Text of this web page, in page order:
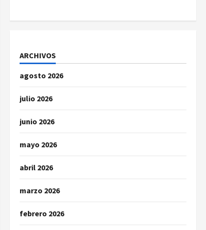
ARCHIVOS
agosto 2026
julio 2026
junio 2026
mayo 2026
abril 2026
marzo 2026
febrero 2026